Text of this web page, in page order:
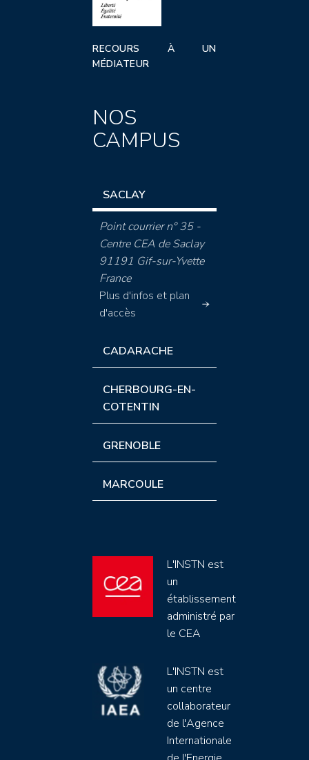
RECOURS À UN
MÉDIATEUR
NOS
CAMPUS
SACLAY
Point courrier n° 35 -
Centre CEA de Saclay
91191 Gif-sur-Yvette
France
Plus d'infos et plan
d'accès
CADARACHE
CHERBOURG-EN-
COTENTIN
GRENOBLE
MARCOULE
L'INSTN est
un
établissement
administré par
le CEA
L'INSTN est
un centre
collaborateur
de l'Agence
Internationale